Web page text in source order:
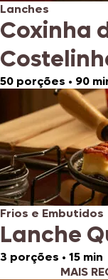
Lanches
Coxinha
50 porções • 90
Frios e Embutidos
Lanche
3 porções • 15 min
MAIS